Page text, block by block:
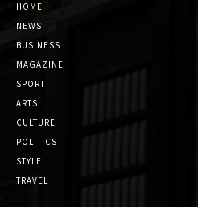
HOME
NEWS
BUSINESS
MAGAZINE
SPORT
ARTS
CULTURE
POLITICS
STYLE
TRAVEL